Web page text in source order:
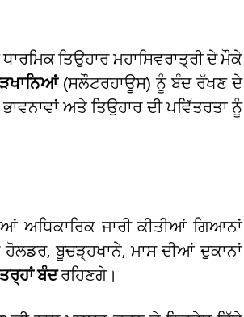
ਤਿਉਹਾਰ ਮਹਾਸਿਵਰਾਤ੍ਰੀ ਦੇ ਮੌਕੇ
(ਸਲੌਟਰਹਾਊਸ) ਨੂੰ ਬੰਦ ਰੱਖਣ ਦੇ
ਅਤੇ ਤਿਉਹਾਰ ਦੀ ਪਵਿੱਤਰਤਾ ਨੂੰ
ਅਧਿਕਾਰਿਕ ਜਾਰੀ ਕੀਤੀਆਂ ਗਿਆਨਾਂ
ਹੋਲਡਰ, ਬੂਚੜ੍ਹਖਾਨੇ, ਮਾਸ ਦੀਆਂ ਦੁਕਾਨਾਂ
ਬੰਦਰਹਿਣਗੇ।